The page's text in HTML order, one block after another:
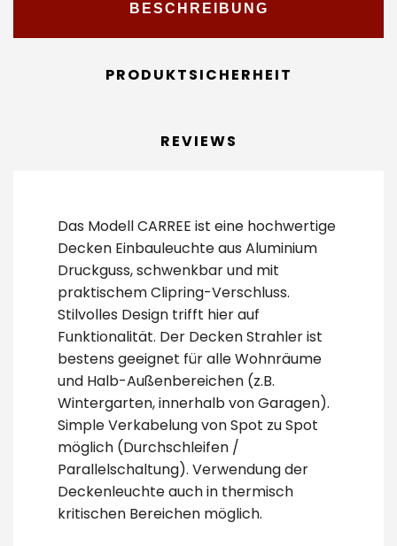
BESCHREIBUNG
PRODUKTSICHERHEIT
REVIEWS
Das Modell CARREE ist eine hochwertige
Decken Einbauleuchte aus Aluminium
Druckguss, schwenkbar und mit
praktischem Clipring-Verschluss.
Stilvolles Design trifft hier auf
Funktionalität. Der Decken Strahler ist
bestens geeignet für alle Wohnräume
und Halb-Außenbereichen (z.B.
Wintergarten, innerhalb von Garagen).
Simple Verkabelung von Spot zu Spot
möglich (Durchschleifen /
Parallelschaltung). Verwendung der
Deckenleuchte auch in thermisch
kritischen Bereichen möglich.